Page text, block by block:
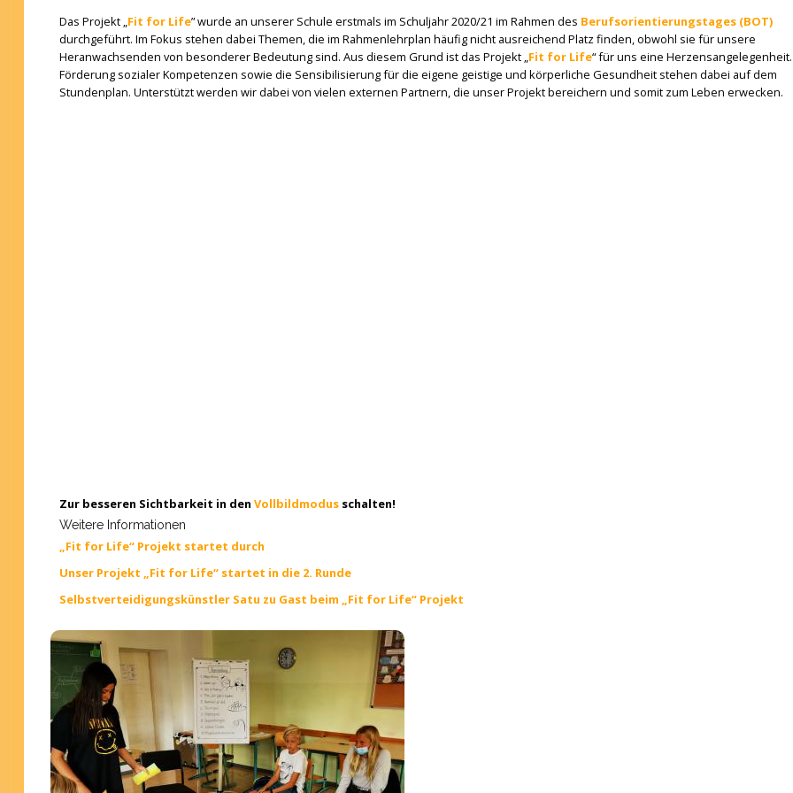
Das Projekt „ Fit for Life” wurde an unserer Schule erstmals im Schuljahr 2020/21 im Rahmen des Berufsorientierungstages (BOT)
durchgeführt. Im Fokus stehen dabei Themen, die im Rahmenlehrplan häufig nicht ausreichend Platz finden, obwohl sie für unsere
Heranwachsenden von besonderer Bedeutung sind. Aus diesem Grund ist das Projekt „ Fit for Life“ für uns eine
Förderung sozialer Kompetenzen sowie die Sensibilisierung für die eigene geistige und körperliche Gesundheit stehen dabei auf dem
Stundenplan. Unterstützt werden wir dabei von vielen externen Partnern, die unser Projekt bereichern und somit zum Leben erwecken.
Zur besseren Sichtbarkeit in den Vollbildmodusschalten!
Weitere Informationen
„Fit for Life“ Projekt startet durch
Unser Projekt „Fit for Life“ startet in die 2. Runde
Selbstverteidigungskünstler Satu zu Gast beim „Fit for Life“ Projekt